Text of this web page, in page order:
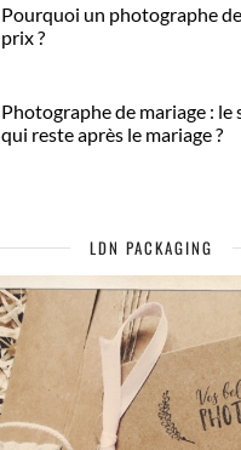
Pourquoi un photographe
prix ?
Photographe de mariage :
qui reste après le mariage ?
LDN PACKAGING